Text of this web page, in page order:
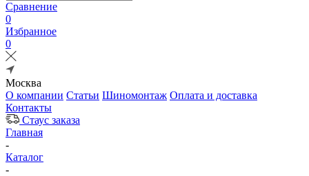
Сравнение
0
Избранное
0
Москва
О компании Статьи Шиномонтаж Оплата и доставка
Контакты
Стаус заказа
Главная
-
Каталог
-